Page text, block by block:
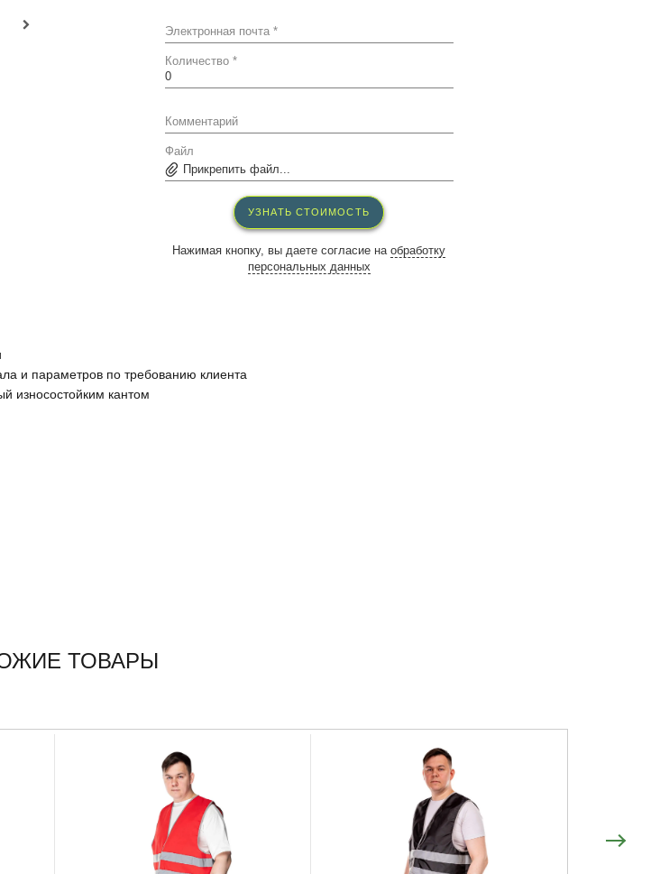
Электронная почта *
Количество *
Комментарий
Файл
Прикрепить файл...
УЗНАТЬ СТОИМОСТЬ
Нажимая кнопку, вы даете согласие на обработку
персональных данных
и параметров по требованию клиента
износостойким кантом
ТОВАРЫ